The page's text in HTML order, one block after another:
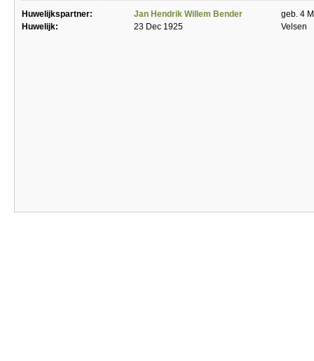
Huwelijkspartner: Jan Hendrik Willem Bender
geb. 4
Huwelijk:
23 Dec 1925 Velsen